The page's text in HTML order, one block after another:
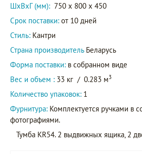
ШxВxГ (мм): 750 x 800 x 450
Срок поставки: от 10 дней
Стиль: Кантри
Страна производитель Беларусь
Форма поставки: в собранном виде
Вес и объем : 33 кг / 0.283 м3
Количество упаковок: 1
Фурнитура: Комплектуется ручками в
фотографиями.
Тумба KR54. 2 выдвижных ящика, 2